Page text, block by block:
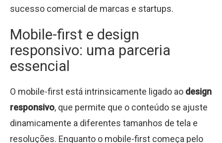
sucesso comercial de marcas e startups.
Mobile-first e design
responsivo: uma parceria
essencial
O mobile-first está intrinsicamente ligado ao design
responsivo, que permite que o conteúdo se ajuste
dinamicamente a diferentes tamanhos de tela e
resoluções. Enquanto o mobile-first começa pelo